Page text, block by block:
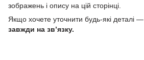
зображень і опису на цій сторінці.
Якщо хочете уточнити будь-які деталі —
завжди на зв’язку.